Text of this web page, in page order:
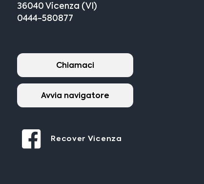
36040 Vicenza (VI)
0444-580877
Chiamaci
Avvia navigatore
Recover Vicenza